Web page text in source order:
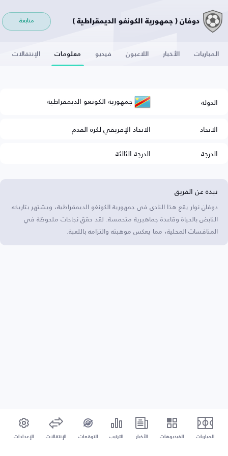
دوفان ( جمهورية الكونغو الديمقراطية ) متابعة
المباريات الأخبار اللاعبون فيديو معلومات الإنتقالات
الدولة جمهورية الكونغو الديمقراطية
الاتحاد
الاتحاد الإفريقي لكرة القدم
الدرجة
الدرجة الثالثة
نبذة عن الفريق
دوفان نوار يقع هذا النادي في جمهورية الكونغو الديمقراطية، ويشتهر بتاريخه
النابض بالحياة وقاعدة جماهيرية متحمسة. لقد حقق نجاحات ملحوظة في
المنافسات المحلية، مما يعكس موهبته والتزامه باللعبة.
المباريات الفيديوهات الأخبار الترتيب التوقعات الإنتقالات الإعدادات